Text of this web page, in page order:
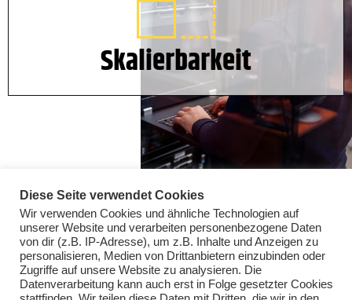
Skalierbarkeit
Diese Seite verwendet Cookies
Wir verwenden Cookies und ähnliche Technologien auf
unserer Website und verarbeiten personenbezogene Daten
von dir (z.B. IP-Adresse), um z.B. Inhalte und Anzeigen zu
personalisieren, Medien von Drittanbietern einzubinden oder
Zugriffe auf unsere Website zu analysieren. Die
Datenverarbeitung kann auch erst in Folge gesetzter Cookies